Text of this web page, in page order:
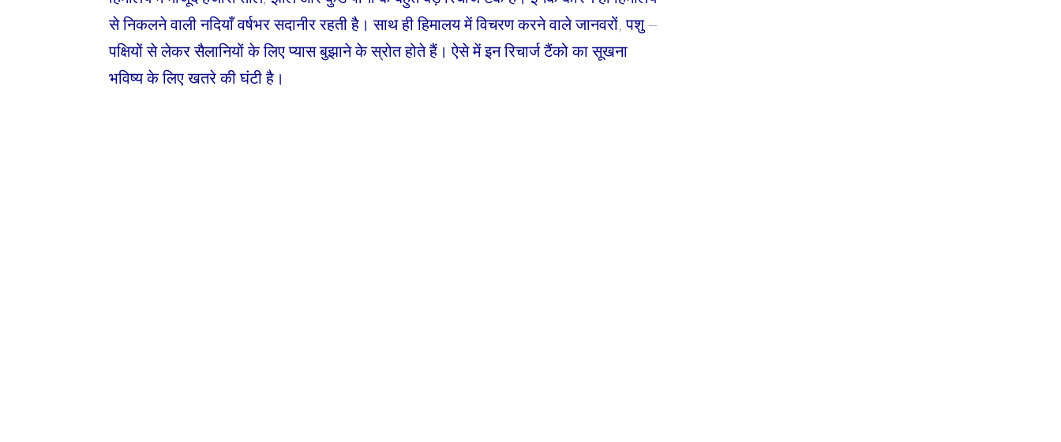
से निकलने वाली नदियाँ वर्षभर सदानीर रहती है। साथ ही हिमालय में विचरण करने वाले जानवरों, पशु –
पक्षियों से लेकर सैलानियों के लिए प्यास बुझाने के स्रोत होते हैं। ऐसे में इन रिचार्ज टैंको का सूखना
भविष्य के लिए खतरे की घंटी है।